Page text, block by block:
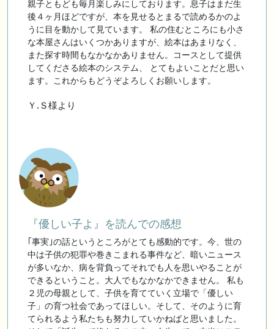
親子ともども毎月楽しみにしております。息子はまだ生
後４ヶ月ほどですが、本を見せるとまるで読めるかのよ
うに目を動かして見ています。 私の住むところにも小さ
な本屋さんはいくつかありますが、絵本はあまりなく、
また探す時間もなかなかありません。コースとして提供
してくださる絵本のシステム、 とてもよいことだと思い
ます。これからもどうぞよろしくお願いします。
Ｙ.Ｓ様より
『優しい子よ』を読んでの感想
｢事実｣の話というところがとても感動的です。今、世の
中は子供の犯罪や巻きこまれる事件など、暗いニュース
が多いなか、病を背負ってそれでも人を思いやることが
できるということ。大人でもなかなかできません。 私も
２児の母親として、子供を育てていく立場で「優しい
子」の育つ社会であってほしい。そして、そのように育
てられるよう私たちも努力していかねばと思いました。